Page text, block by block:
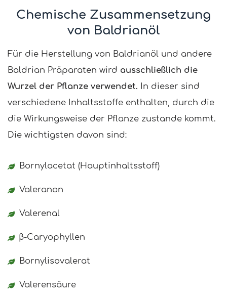
Chemische Zusammensetzung
von Baldrianöl
Für die Herstellung von Baldrianöl und andere
Baldrian Präparaten wird ausschließlich die
Wurzel der Pflanze verwendet. In dieser sind
verschiedene Inhaltsstoffe enthalten, durch die
die Wirkungsweise der Pflanze zustande kommt.
Die wichtigsten davon sind:
Bornylacetat (Hauptinhaltsstoff)
Valeranon
Valerenal
β-Caryophyllen
Bornylisovalerat
Valerensäure